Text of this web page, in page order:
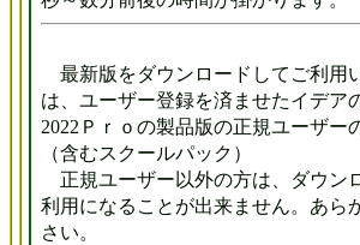
最新版をダウンロードしてご利用
は、ユーザー登録を済ませたイデア
2022Ｐｒｏの製品版の正規ユーザー
（含むスクールパック）
正規ユーザー以外の方は、ダウン
利用になることが出来ません。あら
さい。